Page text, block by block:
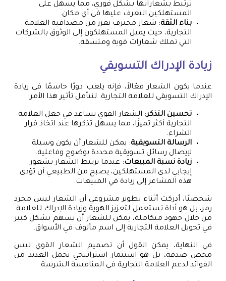
ترتبط بشعاراتها بشكل فوري، مما يسهل على
المستهلكين التعرف عليها في أي مكان.
بناء الثقة: شعار محترف يعزز من مصداقية العلامة
التجارية، حيث يميل المستهلكون إلى الوثوق بالشركات
التي تملك شعارات قوية ومتسقة.
زيادة الإدراك التسويقي
عندما يكون الشعار فعّالاً، فإنه يلعب دورًا حاسمًا في زيادة
الإدراك التسويقي للعلامة التجارية. لنتأمل تأثير هذا الأمر:
تحسين التذكر: الشعار القوي يساعد في جعل العلامة
التجارية أكثر تميزًا، مما يسهل تذكرها عند اتخاذ قرار
الشراء.
الرسالة التسويقية: يمكن للشعار أن يكون وسيلة
لإيصال رسائل تسويقية محددة بوضوح وفاعلية.
زيادة نسبة المبيعات: عندما يرتبط الشعار بشعور
إيجابي لدى المستهلكين، يصبح من الطبيعي أن تؤدي
هذه المشاعر إلى زيادة في المبيعات.
شخصيًا، أدركت أثناء تطوير مشروعي أن الشعار ليس مجرد
رمز، بل هو أداة تستعمل لتعزيز الهوية وزيادة الإدراك للعلامة.
من خلال جهود متكاملة، يمكن للشعار أن يسهم بشكل كبير
في تحويل العلامة التجارية إلى اسم مألوف في الأسواق.
في النهاية، يمكن القول أن تصميم الشعار القوي ليس
محض صدفة، بل هو استثمار استراتيجي يحمل العديد من
الفوائد لدعم العلامة التجارية في المنافسة الشرسة.